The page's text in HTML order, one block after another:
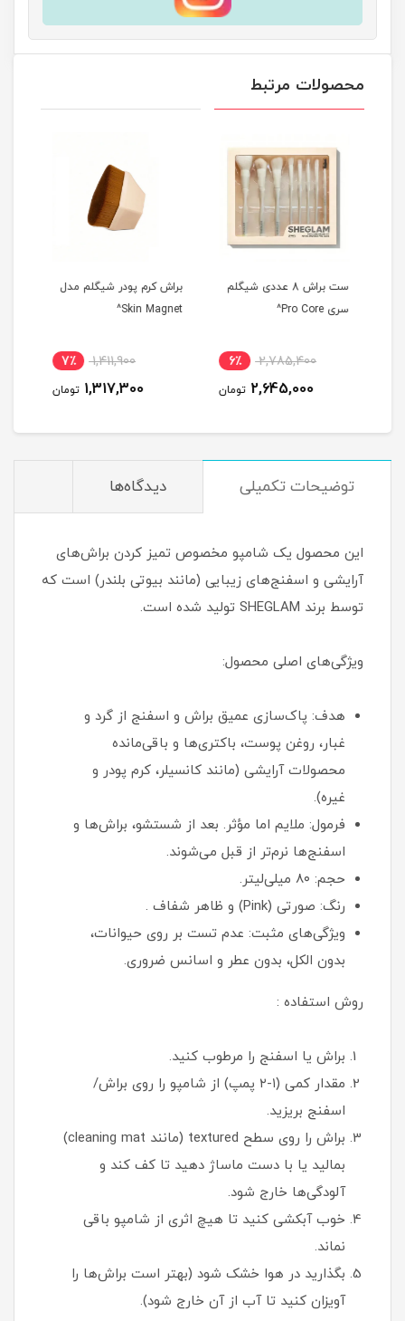
محصولات مرتبط
ست براش 8 عددی شیگلم
سری Pro Core^
2,785,400 6٪
2,645,000 تومان
براش کرم پودر شیگلم مدل
Skin Magnet^
1,411,900 7٪
1,317,300 تومان
توضیحات تکمیلی دیدگاه‌ها
این محصول یک شامپو مخصوص تمیز کردن براش‌های
آرایشی و اسفنج‌های زیبایی (مانند بیوتی بلندر) است که
توسط برند SHEGLAM تولید شده است.
ویژگی‌های اصلی محصول:
هدف: پاک‌سازی عمیق براش و اسفنج از گرد و
غبار، روغن پوست، باکتری‌ها و باقی‌مانده
محصولات آرایشی (مانند کانسیلر، کرم پودر و
غیره).
فرمول: ملایم اما مؤثر. بعد از شستشو، براش‌ها و
اسفنج‌ها نرم‌تر از قبل می‌شوند.
حجم: ۸۰ میلی‌لیتر.
رنگ: صورتی (Pink) و ظاهر شفاف .
ویژگی‌های مثبت: عدم تست بر روی حیوانات،
بدون الکل، بدون عطر و اسانس ضروری.
روش استفاده :
براش یا اسفنج را مرطوب کنید.
مقدار کمی (۱-۲ پمپ) از شامپو را روی براش/
اسفنج بریزید.
براش را روی سطح textured (مانند cleaning mat)
بمالید یا با دست ماساژ دهید تا کف کند و
آلودگی‌ها خارج شود.
خوب آبکشی کنید تا هیچ اثری از شامپو باقی
نماند.
بگذارید در هوا خشک شود (بهتر است براش‌ها را
آویزان کنید تا آب از آن خارج شود).